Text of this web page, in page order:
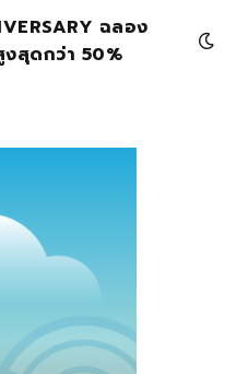
ฉลอง
สุดกว่า 50%